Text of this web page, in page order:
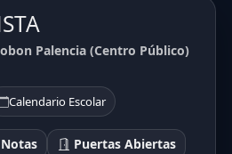
Palencia (Centro Público)
Calendario Escolar
Notas
Puertas Abiertas